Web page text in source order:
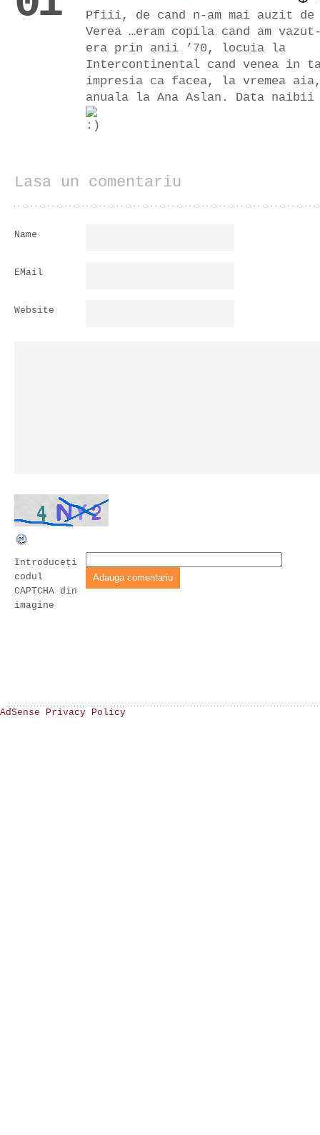
Pfiii, de cand n-am mai auzit
Verea …eram copila cand am
era prin anii ’70, locuia la
Intercontinental cand venea in
impresia ca facea, la vremea
anuala la Ana Aslan. Data naibii
Lasa un comentariu
Name
EMail
Website
Introduceţi
codul
CAPTCHA din
imagine
AdSense Privacy Policy